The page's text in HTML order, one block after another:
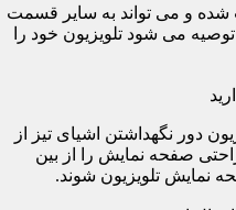
شده و می تواند به سایر قسمت
توصیه می شود تلویزیون خود را
دور نگهداشتن اشیای تیز از
صفحه نمایش را از بین
نمایش تلویزیون شوند.